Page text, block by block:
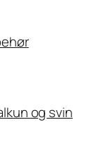
og svin